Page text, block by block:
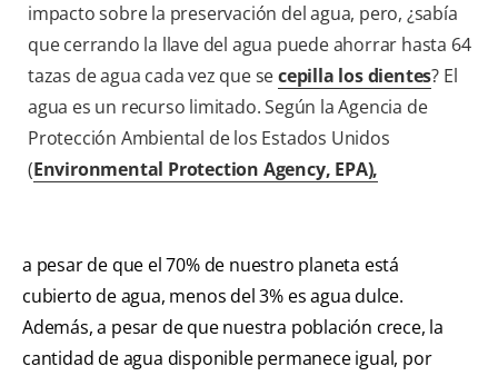
impacto sobre la preservación del agua, pero, ¿sabía
que cerrando la llave del agua puede ahorrar hasta 64
tazas de agua cada vez que secepilla los dientes? El
agua es un recurso limitado. Según la Agencia de
Protección Ambiental de los Estados Unidos
(Environmental Protection Agency, EPA),
a pesar de que el 70% de nuestro planeta está
cubierto de agua, menos del 3% es agua dulce.
Además, a pesar de que nuestra población crece, la
cantidad de agua disponible permanece igual, por